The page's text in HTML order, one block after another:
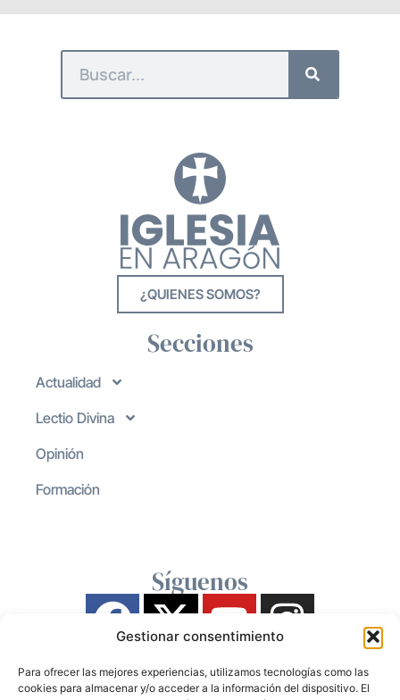
Gestionar consentimiento
Para ofrecer las mejores experiencias, utilizamos tecnologías como las
cookies para almacenar y/o acceder a la información del dispositivo. El
¿QUIENES SOMOS?
Secciones
Actualidad
Lectio Divina
Opinión
Formación
Síguenos